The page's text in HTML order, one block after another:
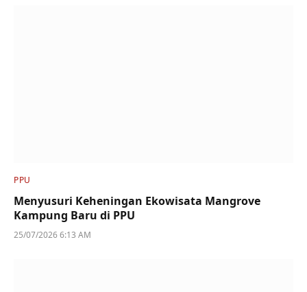
PPU
Menyusuri Keheningan Ekowisata Mangrove
Kampung Baru di PPU
25/07/2026 6:13 AM